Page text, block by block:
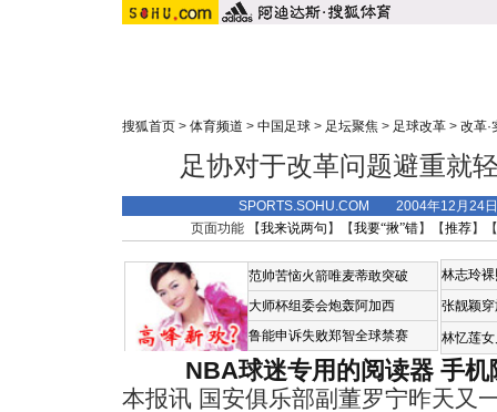
搜狐首页 > 体育频道 > 中国足球 > 足坛聚焦 > 足球改革 > 改革·
足协对于改革问题避重就
SPORTS.SOHU.COM 2004年12月24
页面功能 【我来说两句 】【我要“揪”错】【推荐】
范帅苦恼火箭唯麦蒂敢突破
大师杯组委会炮轰阿加西
鲁能申诉失败郑智全球禁赛
林志玲
张靓颖
林忆莲
NBA球迷专用的阅读器 手机
本报讯 国安俱乐部副董罗宁昨天又